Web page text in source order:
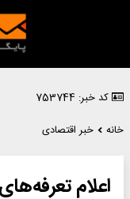
کد خبر: 753744
خانه
خبر اقتصادی